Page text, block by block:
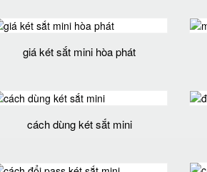
giá két sắt mini hòa phát
cách dùng két sắt mini